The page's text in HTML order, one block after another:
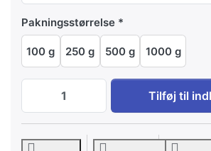
Pakningsstørrelse
100 g 250 g 500 g 1000 g
Ecuador, San
Tilføj til